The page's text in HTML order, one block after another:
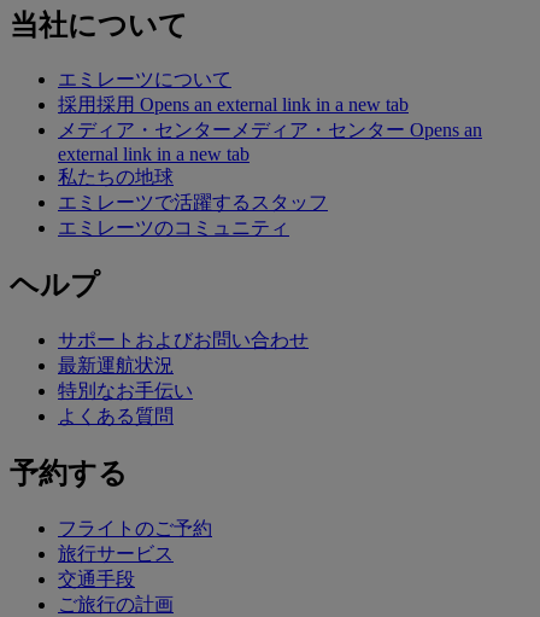
当社について
エミレーツについて
採用採用 Opens an external link in a new tab
メディア・センターメディア・センター Opens an
external link in a new tab
私たちの地球
エミレーツで活躍するスタッフ
エミレーツのコミュニティ
ヘルプ
サポートおよびお問い合わせ
最新運航状況
特別なお手伝い
よくある質問
予約する
フライトのご予約
旅行サービス
交通手段
ご旅行の計画